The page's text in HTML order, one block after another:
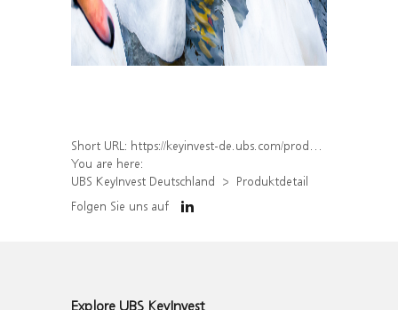
Short URL: https://keyinvest-de.ubs.com/produkt/detail/index/isin/DE000WA34XG7
You are here:
UBS KeyInvest Deutschland
Produktdetail
Folgen Sie uns auf
Explore UBS KeyInvest